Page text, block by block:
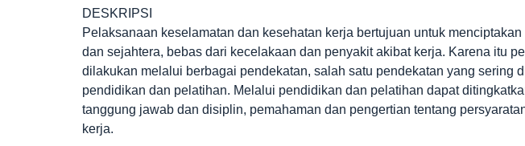
DESKRIPSI
Pelaksanaan keselamatan dan kesehatan kerja bertujuan untuk
dan sejahtera, bebas dari kecelakaan dan penyakit akibat kerja. Karena itu
dilakukan melalui berbagai pendekatan, salah satu pendekatan yang sering
pendidikan dan pelatihan. Melalui pendidikan dan pelatihan dapat
tanggung jawab dan disiplin, pemahaman dan pengertian tentang
kerja.